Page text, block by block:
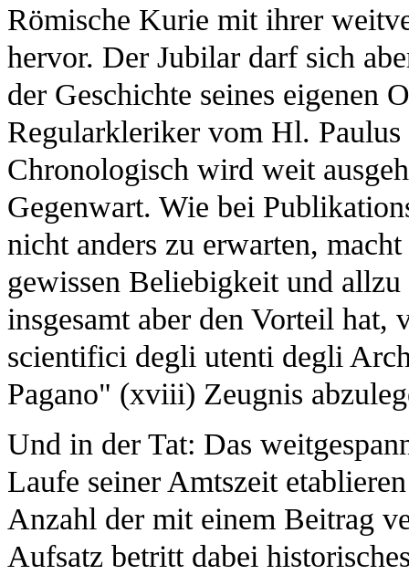
Römische Kurie mit ihrer
hervor. Der Jubilar darf sich
der Geschichte seines eigenen
Regularkleriker vom Hl.
Chronologisch wird weit
Gegenwart. Wie bei
nicht anders zu erwarten,
gewissen Beliebigkeit und
insgesamt aber den Vorteil
scientifici degli utenti degli
Pagano" (xviii) Zeugnis
Und in der Tat: Das
Laufe seiner Amtszeit
Anzahl der mit einem Beitrag
Aufsatz betritt dabei